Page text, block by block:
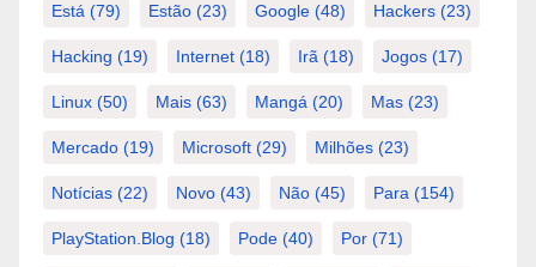
Está (79) Estão (23) Google (48) Hackers (23)
Hacking (19) Internet (18) Irã (18) Jogos (17)
Linux (50) Mais (63) Mangá (20) Mas (23)
Mercado (19) Microsoft (29) Milhões (23)
Notícias (22) Novo (43) Não (45) Para (154)
PlayStation.Blog (18) Pode (40) Por (71)